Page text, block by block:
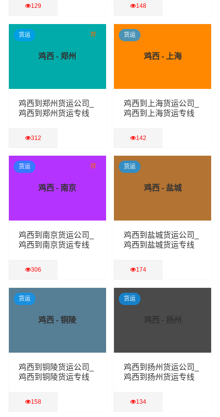
129
查看详细
148
查看详细
鸡西 - 郑州
鸡西到郑州货运公司_
鸡西到郑州货运专线
312
查看详细
货运 荐
鸡西 - 上海
鸡西到上海货运公司_
鸡西到上海货运专线
142
查看详细
货运
鸡西 - 南京
鸡西到南京货运公司_
鸡西到南京货运专线
306
查看详细
货运 荐
鸡西 - 盐城
鸡西到盐城货运公司_
鸡西到盐城货运专线
174
查看详细
货运
鸡西 - 铜陵
鸡西到铜陵货运公司_
鸡西到铜陵货运专线
158
货运
鸡西 - 扬州
鸡西到扬州货运公司_
鸡西到扬州货运专线
134
货运